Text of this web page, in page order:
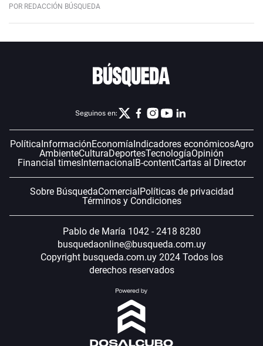
POR REDACCIÓN BÚSQUEDA
Seguinos en:
PolíticaInformaciónEconomíaIndicadores económicosAgro
AmbienteCulturaDeportesTecnologíaOpinión
Financial timesInternacionalB-contentCartas al Director
Sobre BúsquedaComercialPolíticas de privacidad
Términos y Condiciones
Pablo de María 1042 - 2418 8280
busquedaonline@busqueda.com.uy
Copyright busqueda.com.uy 2024 Todos los
derechos reservados